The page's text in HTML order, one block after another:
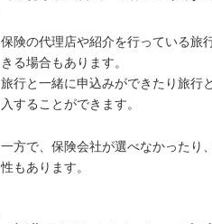
保険の代理店や紹介を行っている旅
きる場合もあります。
旅行と一緒に申込みができたり旅行
入することができます。
一方で、保険会社が選べなかったり
性もあります。